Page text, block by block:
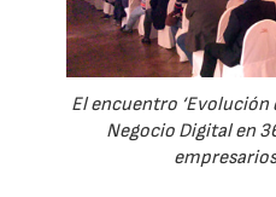
El encuentro ‘Evolución
Negocio Digital en